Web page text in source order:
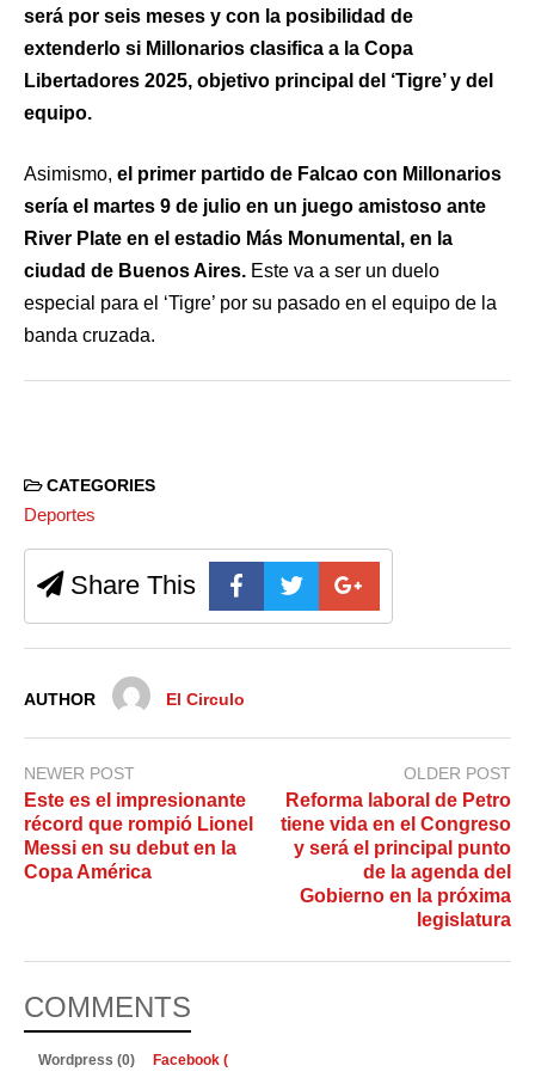
será por seis meses y con la posibilidad de
extenderlo si Millonarios clasifica a la Copa
Libertadores 2025, objetivo principal del ‘Tigre’ y del
equipo.
Asimismo, el primer partido de Falcao con Millonarios
sería el martes 9 de julio en un juego amistoso ante
River Plate en el estadio Más Monumental, en la
ciudad de Buenos Aires. Este va a ser un duelo
especial para el ‘Tigre’ por su pasado en el equipo de la
banda cruzada.
CATEGORIES
Deportes
Share This
AUTHOR El Circulo
NEWER POST
Este es el impresionante
récord que rompió Lionel
Messi en su debut en la
Copa América
OLDER POST
Reforma laboral de Petro
tiene vida en el Congreso
y será el principal punto
de la agenda del
Gobierno en la próxima
legislatura
COMMENTS
Wordpress (0) Facebook (